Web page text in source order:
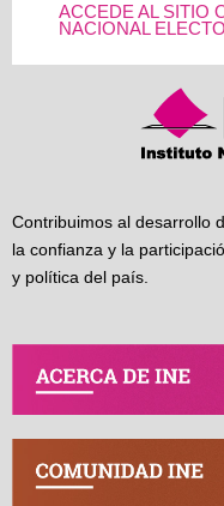
ACCEDE AL SITIO
NACIONAL
Contribuimos al desarrollo
la confianza y la
y política del país.